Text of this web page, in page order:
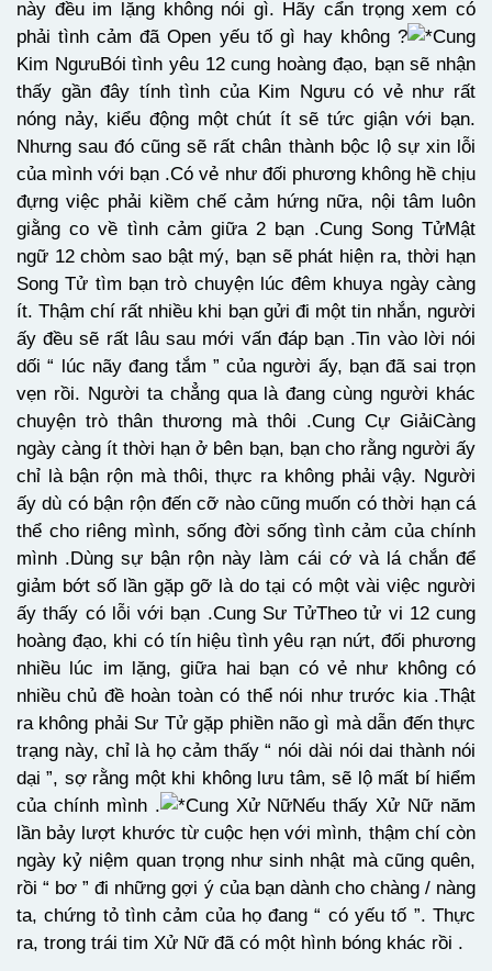
này đều im lặng không nói gì. Hãy cẩn trọng xem có
phải tình cảm đã Open yếu tố gì hay không ?
Cung
Kim NgưuBói tình yêu 12 cung hoàng đạo, bạn sẽ nhận
thấy gần đây tính tình của Kim Ngưu có vẻ như rất
nóng nảy, kiểu động một chút ít sẽ tức giận với bạn.
Nhưng sau đó cũng sẽ rất chân thành bộc lộ sự xin lỗi
của mình với bạn .Có vẻ như đối phương không hề chịu
đựng việc phải kiềm chế cảm hứng nữa, nội tâm luôn
giằng co về tình cảm giữa 2 bạn .Cung Song TửMật
ngữ 12 chòm sao bật mý, bạn sẽ phát hiện ra, thời hạn
Song Tử tìm bạn trò chuyện lúc đêm khuya ngày càng
ít. Thậm chí rất nhiều khi bạn gửi đi một tin nhắn, người
ấy đều sẽ rất lâu sau mới vấn đáp bạn .Tin vào lời nói
dối “ lúc nãy đang tắm ” của người ấy, bạn đã sai trọn
vẹn rồi. Người ta chẳng qua là đang cùng người khác
chuyện trò thân thương mà thôi .Cung Cự GiảiCàng
ngày càng ít thời hạn ở bên bạn, bạn cho rằng người ấy
chỉ là bận rộn mà thôi, thực ra không phải vậy. Người
ấy dù có bận rộn đến cỡ nào cũng muốn có thời hạn cá
thể cho riêng mình, sống đời sống tình cảm của chính
mình .Dùng sự bận rộn này làm cái cớ và lá chắn để
giảm bớt số lần gặp gỡ là do tại có một vài việc người
ấy thấy có lỗi với bạn .Cung Sư TửTheo tử vi 12 cung
hoàng đạo, khi có tín hiệu tình yêu rạn nứt, đối phương
nhiều lúc im lặng, giữa hai bạn có vẻ như không có
nhiều chủ đề hoàn toàn có thể nói như trước kia .Thật
ra không phải Sư Tử gặp phiền não gì mà dẫn đến thực
trạng này, chỉ là họ cảm thấy “ nói dài nói dai thành nói
dại ”, sợ rằng một khi không lưu tâm, sẽ lộ mất bí hiểm
của chính mình .
Cung Xử NữNếu thấy Xử Nữ năm
lần bảy lượt khước từ cuộc hẹn với mình, thậm chí còn
ngày kỷ niệm quan trọng như sinh nhật mà cũng quên,
rồi “ bơ ” đi những gợi ý của bạn dành cho chàng / nàng
ta, chứng tỏ tình cảm của họ đang “ có yếu tố ”. Thực
ra, trong trái tim Xử Nữ đã có một hình bóng khác rồi .